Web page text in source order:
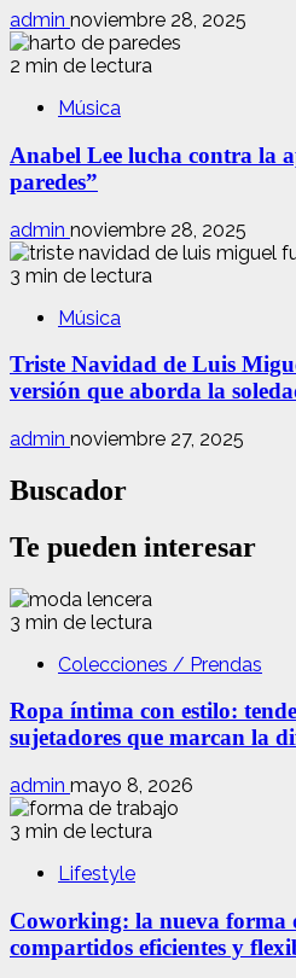
admin noviembre 28, 2025
2 min de lectura
Música
Anabel Lee lucha contra la
paredes”
admin noviembre 28, 2025
3 min de lectura
Música
Triste Navidad de Luis
versión que aborda la
admin noviembre 27, 2025
Buscador
Te pueden interesar
3 min de lectura
Colecciones / Prendas
Ropa íntima con estilo:
sujetadores que marcan la
admin mayo 8, 2026
3 min de lectura
Lifestyle
Coworking: la nueva forma
compartidos eficientes y